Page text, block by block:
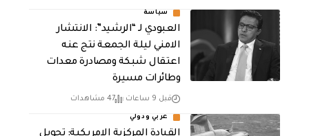
سياسة
العبودي لـ “الرشيد”: الانتشار
الامني ليلة الجمعة نتج عنه
اعتقال شبكة ومصادرة معدات
وطائرات مسيرة
قبل 9 ساعات 47 مشاهدات
عربي ودولي